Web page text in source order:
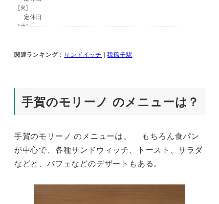
関連ランキング：サンドイッチ |我孫子駅
手賀のモリーノ のメニューは？
手賀のモリーノ のメニューは、 もちろん食パン
が中心で、各種サンドウィッチ、トースト、サラダ
などと、バフェなどのデザートもある。